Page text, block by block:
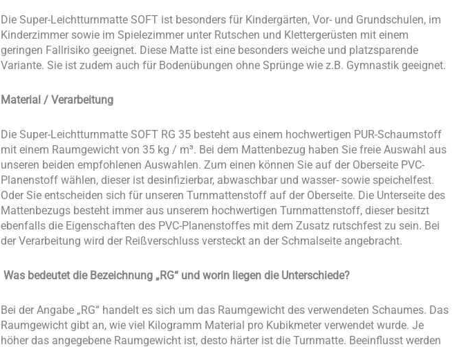
Die Super-Leichtturnmatte SOFT ist besonders für Kindergärten, Vor- und Grundschulen, im
Kinderzimmer sowie im Spielezimmer unter Rutschen und Klettergerüsten mit einem
geringen Fallrisiko geeignet. Diese Matte ist eine besonders weiche und platzsparende
Variante. Sie ist zudem auch für Bodenübungen ohne Sprünge wie z.B. Gymnastik geeignet.
Material / Verarbeitung
Die Super-Leichtturnmatte SOFT RG 35 besteht aus einem hochwertigen PUR-Schaumstoff
mit einem Raumgewicht von 35 kg / m³. Bei dem Mattenbezug haben Sie freie Auswahl aus
unseren beiden empfohlenen Auswahlen. Zum einen können Sie auf der Oberseite PVC-
Planenstoff wählen, dieser ist desinfizierbar, abwaschbar und wasser- sowie speichelfest.
Oder Sie entscheiden sich für unseren Turnmattenstoff auf der Oberseite. Die Unterseite des
Mattenbezugs besteht immer aus unserem hochwertigen Turnmattenstoff, dieser besitzt
ebenfalls die Eigenschaften des PVC-Planenstoffes mit dem Zusatz rutschfest zu sein. Bei
der Verarbeitung wird der Reißverschluss versteckt an der Schmalseite angebracht.
Was bedeutet die Bezeichnung „RG“ und worin liegen die Unterschiede?
Bei der Angabe „RG“ handelt es sich um das Raumgewicht des verwendeten Schaumes. Das
Raumgewicht gibt an, wie viel Kilogramm Material pro Kubikmeter verwendet wurde. Je
höher das angegebene Raumgewicht ist, desto härter ist die Turnmatte. Beeinflusst werden